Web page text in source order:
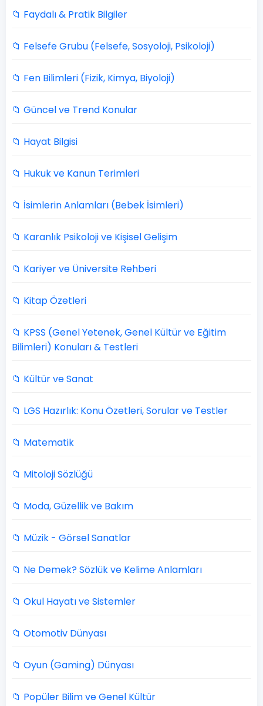
📁 Faydalı & Pratik Bilgiler
📁 Felsefe Grubu (Felsefe, Sosyoloji, Psikoloji)
📁 Fen Bilimleri (Fizik, Kimya, Biyoloji)
📁 Güncel ve Trend Konular
📁 Hayat Bilgisi
📁 Hukuk ve Kanun Terimleri
📁 İsimlerin Anlamları (Bebek İsimleri)
📁 Karanlık Psikoloji ve Kişisel Gelişim
📁 Kariyer ve Üniversite Rehberi
📁 Kitap Özetleri
📁 KPSS (Genel Yetenek, Genel Kültür ve Eğitim
Bilimleri) Konuları & Testleri
📁 Kültür ve Sanat
📁 LGS Hazırlık: Konu Özetleri, Sorular ve Testler
📁 Matematik
📁 Mitoloji Sözlüğü
📁 Moda, Güzellik ve Bakım
📁 Müzik - Görsel Sanatlar
📁 Ne Demek? Sözlük ve Kelime Anlamları
📁 Okul Hayatı ve Sistemler
📁 Otomotiv Dünyası
📁 Oyun (Gaming) Dünyası
📁 Popüler Bilim ve Genel Kültür